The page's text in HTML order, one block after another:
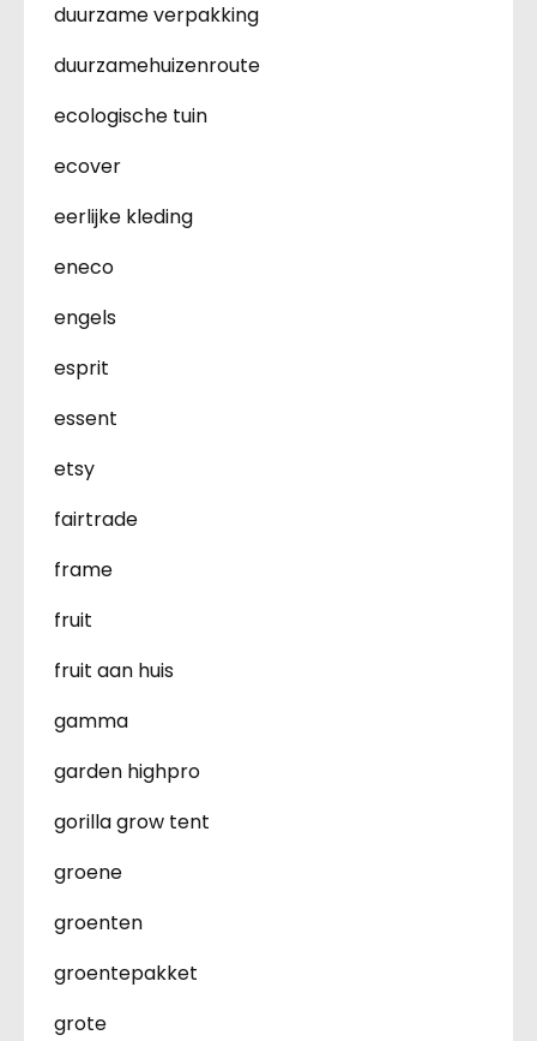
duurzame verpakking
duurzamehuizenroute
ecologische tuin
ecover
eerlijke kleding
eneco
engels
esprit
essent
etsy
fairtrade
frame
fruit
fruit aan huis
gamma
garden highpro
gorilla grow tent
groene
groenten
groentepakket
grote